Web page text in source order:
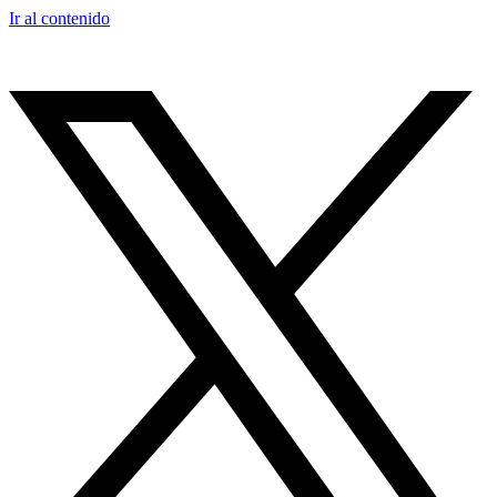
Ir al contenido